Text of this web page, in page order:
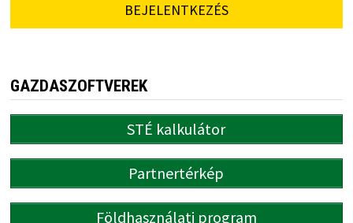
BEJELENTKEZÉS
GAZDASZOFTVEREK
STÉ kalkulátor
Partnertérkép
Földhasználati program